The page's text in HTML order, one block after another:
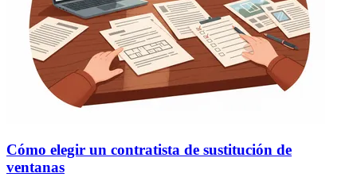
Cómo elegir un contratista de sustitución de
ventanas